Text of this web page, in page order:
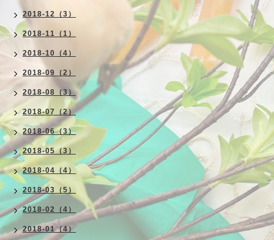
2018-12（3）
2018-11（1）
2018-10（4）
2018-09（2）
2018-08（3）
2018-07（2）
2018-06（3）
2018-05（3）
2018-04（4）
2018-03（5）
2018-02（4）
2018-01（4）